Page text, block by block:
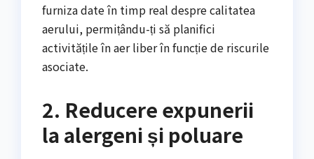
furniza date în timp real despre calitatea
aerului, permițându-ți să planifici
activitățile în aer liber în funcție de riscurile
asociate.
2. Reducere expunerii
la alergeni și poluare